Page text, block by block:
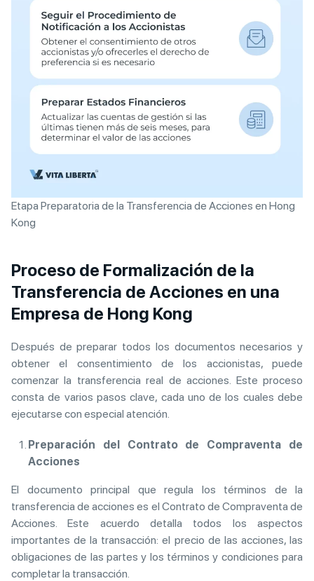
Etapa Preparatoria de la Transferencia de Acciones en Hong
Kong
Proceso de Formalización de la
Transferencia de Acciones en una
Empresa de Hong Kong
Después de preparar todos los documentos necesarios y
obtener el consentimiento de los accionistas, puede
comenzar la transferencia real de acciones. Este proceso
consta de varios pasos clave, cada uno de los cuales debe
ejecutarse con especial atención.
Preparación del Contrato de Compraventa de
Acciones
El documento principal que regula los términos de la
transferencia de acciones es el Contrato de Compraventa de
Acciones. Este acuerdo detalla todos los aspectos
importantes de la transacción: el precio de las acciones, las
obligaciones de las partes y los términos y condiciones para
completar la transacción.